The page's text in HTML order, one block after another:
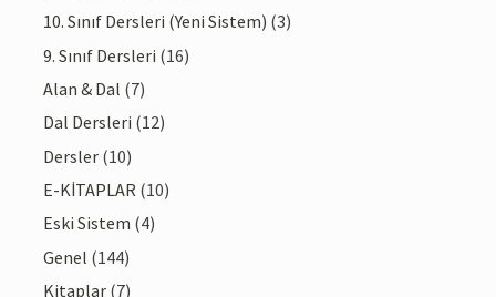
10. Sınıf Dersleri (Yeni Sistem) (3)
9. Sınıf Dersleri (16)
Alan & Dal (7)
Dal Dersleri (12)
Dersler (10)
E-KİTAPLAR (10)
Eski Sistem (4)
Genel (144)
Kitaplar (7)